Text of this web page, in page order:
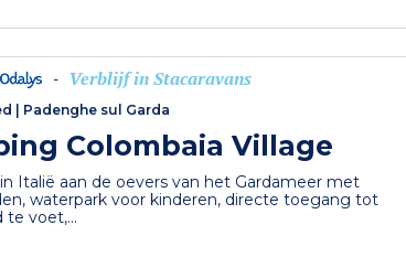
- Verblijf in Stacaravans
Padenghe sul Garda
Colombaia Village
Italië aan de oevers van het Gardameer met
waterpark voor kinderen, directe toegang tot
te voet,...